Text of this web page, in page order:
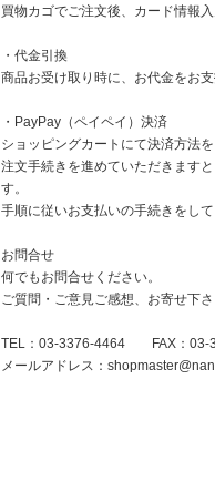
買物カゴでご注文後、カード情報
・代金引換
商品お受け取り時に、お代金をお
・PayPay（ペイペイ）決済
ショッピングカートにて決済方法
注文手続きを進めていただきます
す。
手順に従いお支払いの手続きをし
お問合せ
何でもお問合せください。
ご質問・ご意見ご感想、お寄せ下
TEL：03-3376-4464 FAX：03-
メールアドレス：